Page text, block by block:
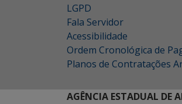
LGPD
Fala Servidor
Acessibilidade
Ordem Cronológica de
Planos de Contratações
AGÊNCIA ESTADUAL DE